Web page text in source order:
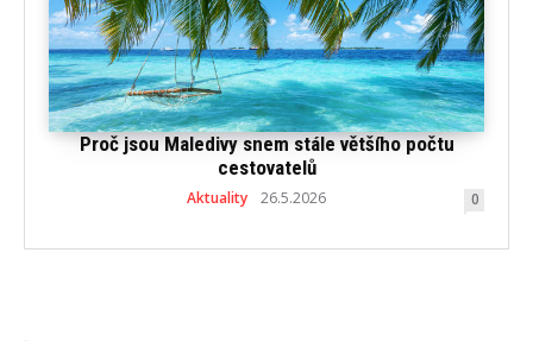
Proč jsou Maledivy snem stále většího počtu
cestovatelů
Aktuality 26.5.2026 0